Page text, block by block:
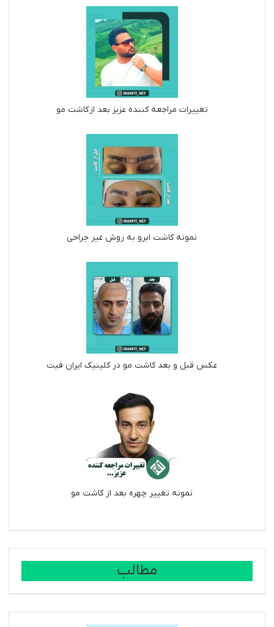
تغییرات مراجعه کننده عزیز بعد از کاشت مو
نمونه کاشت ابرو به روش غیر جراحی
عکس قبل و بعد کاشت مو در کلینیک ایران فیت
نمونه تغییر چهره بعد از کاشت مو
مطالب